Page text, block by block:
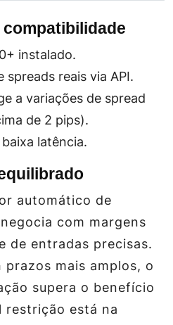
instalado.
reais via API.
a variações de spread
de 2 pips).
latência.
automático de
com margens
de entradas precisas.
prazos mais amplos, o
supera o benefício
restrição está na